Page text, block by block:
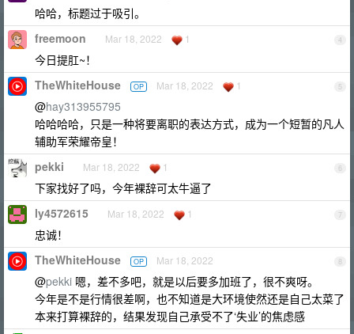
哈哈，标题过于吸引。
4
freemoon Mar 18, 2022 1
今日提肛~！
5
TheWhiteHouse OP Mar 18, 2022 1
@hay313955795
哈哈哈哈，只是一种将要离职的表达方式，成为一个短暂的凡人
辅助军荣耀帝皇！
6
pekki Mar 18, 2022 1
下家找好了吗，今年裸辞可太牛逼了
7
ly4572615 Mar 18, 2022 1
忠诚！
8
TheWhiteHouse OP Mar 18, 2022
@pekki 嗯，差不多吧，就是以后要多加班了，很不爽呀。
今年是不是行情很差啊，也不知道是大环境使然还是自己太菜了
本来打算裸辞的，结果发现自己承受不了‘失业’的焦虑感